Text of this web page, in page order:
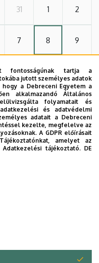
31 1 2
7 8 9
14 15 16
21 22 23
28 29 30
fontosságúnak tartja a
jutott személyes adatok
a Debreceni Egyetem a
alkalmazandó Általános
folyamatait és
és adatvédelmi
adatait a Debreceni
kezelte, megfelelve az
A GDPR előírásait
amelyet az
Adatkezelési tájékoztató. DE